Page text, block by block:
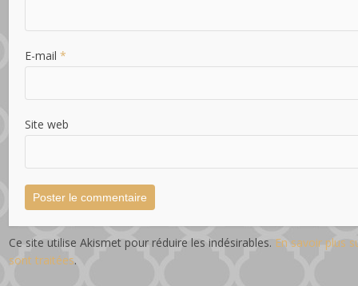
E-mail*
Site web
Ce site utilise Akismet pour réduire les indésirables. En savoir plus
sont traitées.